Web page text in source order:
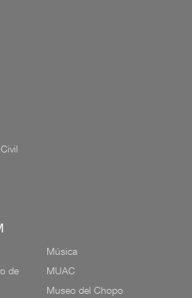
de
Música
MUAC
Museo del Chopo